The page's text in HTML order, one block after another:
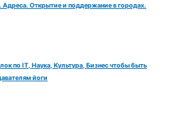
Открытие и поддержание в городах.
по IT, Наука, Культура, Бизнес чтобы быть
йоги